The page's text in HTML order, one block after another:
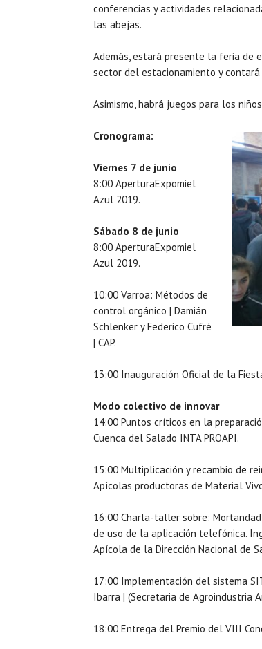
conferencias y actividades
las abejas.
Además, estará presente la feria de
sector del estacionamiento y
Asimismo, habrá juegos para los
Cronograma:
Viernes 7 de junio
8:00 AperturaExpomiel
Azul 2019.
Sábado 8 de junio
8:00 AperturaExpomiel
Azul 2019.
10:00 Varroa: Métodos de
control orgánico | Damián
Schlenker y Federico Cufré
| CAP.
13:00 Inauguración Oficial de la
Modo colectivo de innovar
14:00 Puntos críticos en la
Cuenca del Salado INTA PROAPI.
15:00 Multiplicación y recambio de
Apícolas productoras de Material
16:00 Charla-taller sobre:
de uso de la aplicación telefónica.
Apícola de la Dirección Nacional de
17:00 Implementación del sistema
Ibarra | (Secretaria de Agroindustria
18:00 Entrega del Premio del VIII